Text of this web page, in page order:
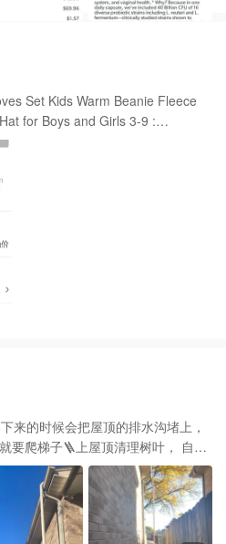
Set Kids Warm Beanie Fleece
for Boys and Girls 3-9 :
Everything Else $9.99(到手价) 折扣码买： HKXECOXD
来的时候会把屋顶的排水沟堵上，
要爬梯子🪜上屋顶清理树叶， 自从
个干湿两用的吸尘机之后就轻松多
半小时就就完成。最重要的是安全.